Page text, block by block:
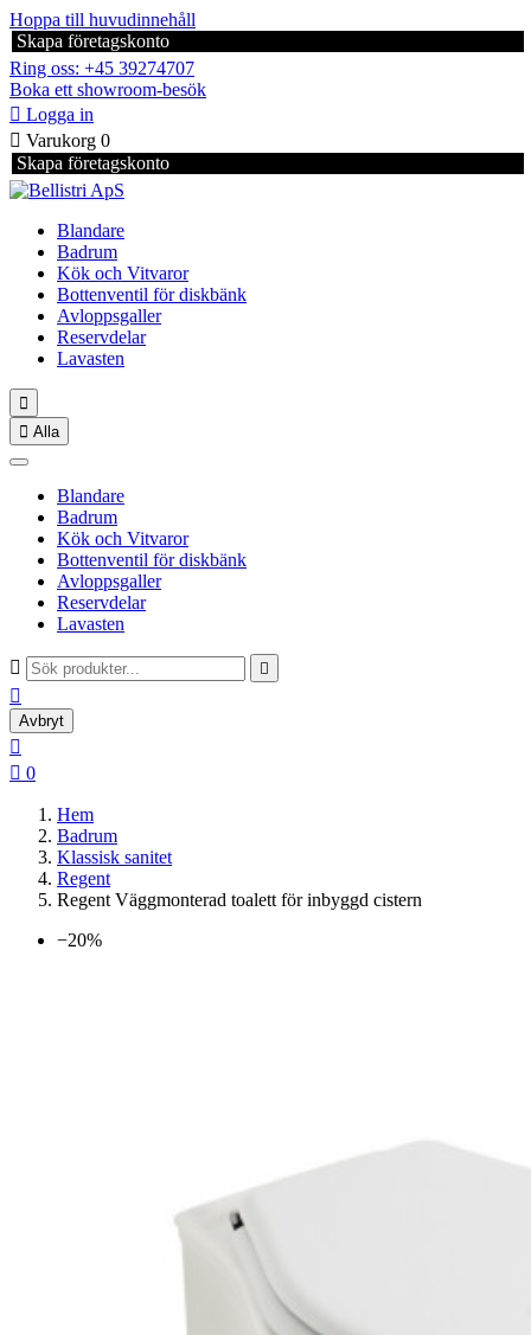
Hoppa till huvudinnehåll
Skapa företagskonto
Ring oss: +45 39274707
Boka ett showroom-besök
 Logga in
 Varukorg 0
Skapa företagskonto
Blandare
Badrum
Kök och Vitvaror
Bottenventil för diskbänk
Avloppsgaller
Reservdelar
Lavasten

 Alla
Blandare
Badrum
Kök och Vitvaror
Bottenventil för diskbänk
Avloppsgaller
Reservdelar
Lavasten
 

Avbryt

 0
Hem
Badrum
Klassisk sanitet
Regent
Regent Väggmonterad toalett för inbyggd cistern
−20%